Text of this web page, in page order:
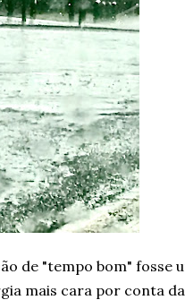
de "tempo bom" fosse
mais cara por conta